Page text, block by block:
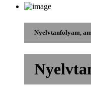
Nyelvtanfolyam,